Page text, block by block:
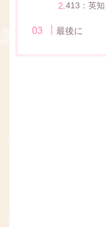
413：英
最後に